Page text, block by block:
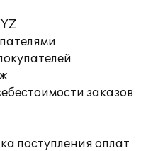
заказов
поступления оплат